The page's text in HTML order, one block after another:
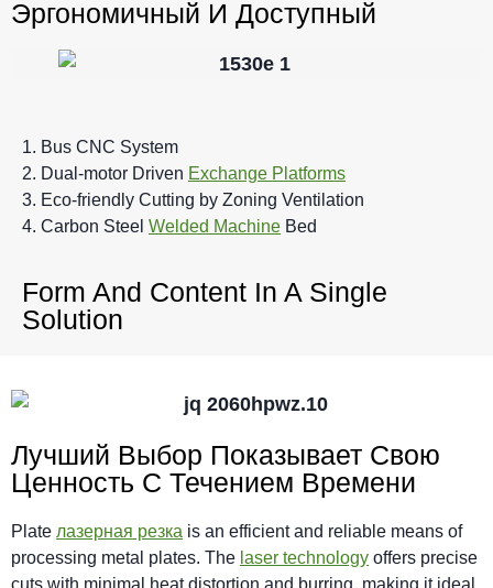
Эргономичный И Доступный
1. Bus CNC System
2. Dual-motor Driven Exchange Platforms
3. Eco-friendly Cutting by Zoning Ventilation
4. Carbon Steel Welded Machine Bed
Form And Content In A Single
Solution
Лучший Выбор Показывает Свою
Ценность С Течением Времени
Plate лазерная резка is an efficient and reliable means of
processing metal plates. The laser technology offers precise
cuts with minimal heat distortion and burring, making it ideal